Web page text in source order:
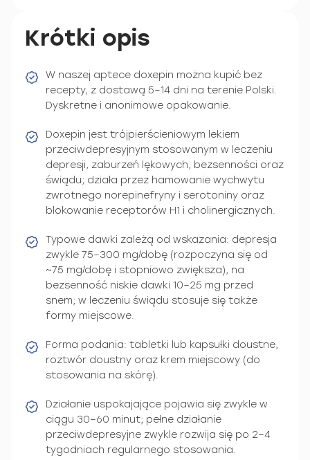
Krótki opis
W naszej aptece doxepin można kupić bez
recepty, z dostawą 5–14 dni na terenie Polski.
Dyskretne i anonimowe opakowanie.
Doxepin jest trójpierścieniowym lekiem
przeciwdepresyjnym stosowanym w leczeniu
depresji, zaburzeń lękowych, bezsenności oraz
świądu; działa przez hamowanie wychwytu
zwrotnego norepinefryny i serotoniny oraz
blokowanie receptorów H1 i cholinergicznych.
Typowe dawki zależą od wskazania: depresja
zwykle 75–300 mg/dobę (rozpoczyna się od
~75 mg/dobę i stopniowo zwiększa), na
bezsenność niskie dawki 10–25 mg przed
snem; w leczeniu świądu stosuje się także
formy miejscowe.
Forma podania: tabletki lub kapsułki doustne,
roztwór doustny oraz krem miejscowy (do
stosowania na skórę).
Działanie uspokajające pojawia się zwykle w
ciągu 30–60 minut; pełne działanie
przeciwdepresyjne zwykle rozwija się po 2–4
tygodniach regularnego stosowania.